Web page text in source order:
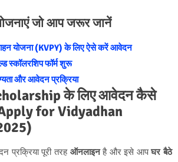
जो आप जरूर जानें
योजना (KVPY) के लिए ऐसे करें आवेदन
स्कॉलरशिप फॉर्म शुरू
और आवेदन प्रक्रिया
के लिए आवेदन कैसे
for Vidyadhan
प्रक्रिया पूरी तरह ऑनलाइनहै और इसे आपघर बैठे